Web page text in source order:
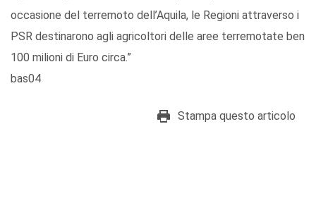
occasione del terremoto dell’Aquila, le Regioni attraverso i
PSR destinarono agli agricoltori delle aree terremotate ben
100 milioni di Euro circa.”
bas04
Stampa questo articolo